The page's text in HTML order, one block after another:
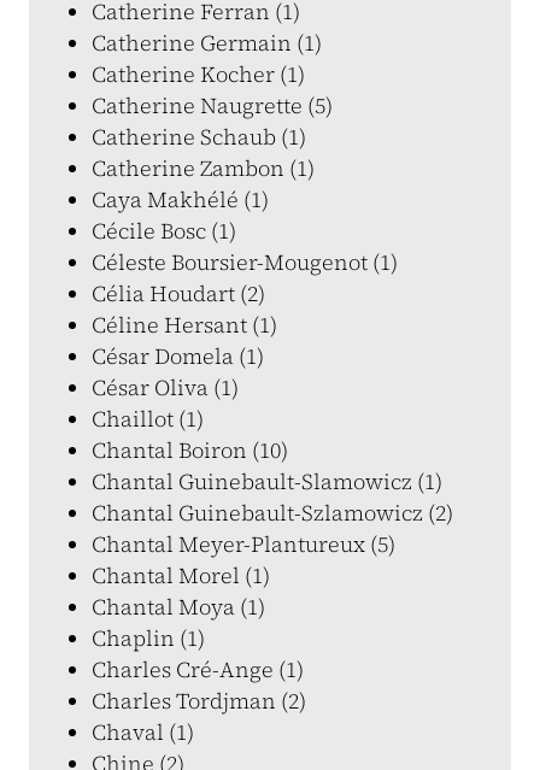
Catherine Ferran (1)
Catherine Germain (1)
Catherine Kocher (1)
Catherine Naugrette (5)
Catherine Schaub (1)
Catherine Zambon (1)
Caya Makhélé (1)
Cécile Bosc (1)
Céleste Boursier-Mougenot (1)
Célia Houdart (2)
Céline Hersant (1)
César Domela (1)
César Oliva (1)
Chaillot (1)
Chantal Boiron (10)
Chantal Guinebault-Slamowicz (1)
Chantal Guinebault-Szlamowicz (2)
Chantal Meyer-Plantureux (5)
Chantal Morel (1)
Chantal Moya (1)
Chaplin (1)
Charles Cré-Ange (1)
Charles Tordjman (2)
Chaval (1)
Chine (2)